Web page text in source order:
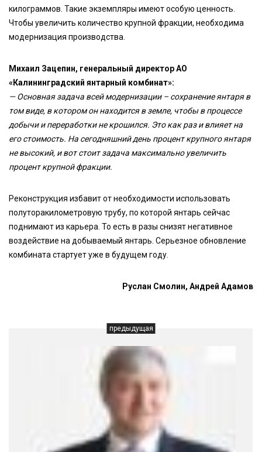
килограммов. Такие экземпляры имеют особую ценность.
Чтобы увеличить количество крупной фракции, необходима
модернизация производства.
Михаил Зацепин, генеральный директор АО
«Калининградский янтарный комбинат»:
— Основная задача всей модернизации – сохранение янтаря в
том виде, в котором он находится в земле, чтобы в процессе
добычи и переработки не крошился. Это как раз и влияет на
его стоимость. На сегодняшний день процент крупного янтаря
не высокий, и вот стоит задача максимально увеличить
процент крупной фракции.
Реконструкция избавит от необходимости использовать
полуторакилометровую трубу, по которой янтарь сейчас
поднимают из карьера. То есть в разы снизят негативное
воздействие на добываемый янтарь. Серьезное обновление
комбината стартует уже в будущем году.
Руслан Смолин, Андрей Адамов
предыдущая